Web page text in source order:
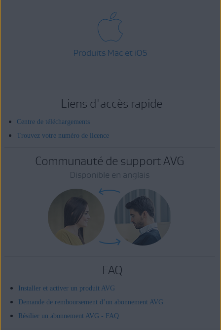
Produits Mac et iOS
Liens d'accès rapide
Centre de téléchargements
Trouvez votre numéro de licence
Communauté de support AVG
Disponible en anglais
FAQ
Installer et activer un produit AVG
Demande de remboursement d’un abonnement AVG
Résilier un abonnement AVG - FAQ